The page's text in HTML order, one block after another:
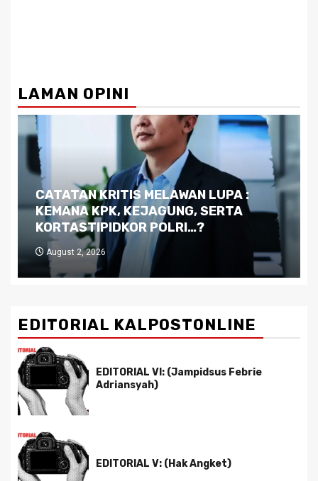
LAMAN OPINI
Dilema Kaltim di Tengah Krisis:
Kutukan Sumber Daya Alam dan
Pemimpin yang Tak Kreatif
July 29, 2026
EDITORIAL KALPOSTONLINE
EDITORIAL VI: (Jampidsus Febrie
Adriansyah)
EDITORIAL V: (Hak Angket)